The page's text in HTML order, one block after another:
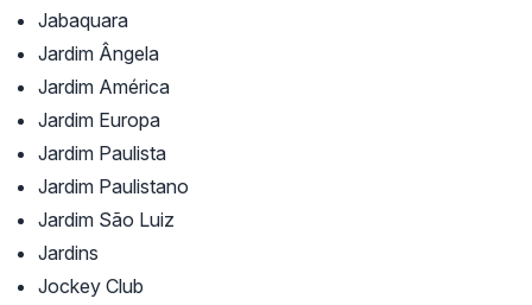
Jabaquara
Jardim Ângela
Jardim América
Jardim Europa
Jardim Paulista
Jardim Paulistano
Jardim São Luiz
Jardins
Jockey Club